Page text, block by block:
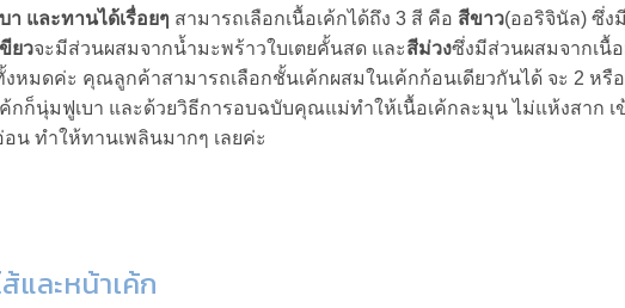
บา และทานได้เรื่อยๆ สามารถเลือกเนื้อเค้กได้ถึง 3 สี คือ สีขาว(ออริจินัล) ซึ่ง
ขียวจะมีส่วนผสมจากน้ำมะพร้าวใบเตยคั้นสด และสีม่วงซึ่งมีส่วนผสมจากเนื้
งหมดค่ะ คุณลูกค้าสามารถเลือกชั้นเค้กผสมในเค้กก้อนเดียวกันได้ จะ 2 หรือ
ค้กก็นุ่มฟูเบา และด้วยวิธีการอบฉบับคุณแม่ทำให้เนื้อเค้กละมุน ไม่แห้งสาก
อน ทำให้ทานเพลินมากๆ เลยค่ะ
ส้และหน้าเค้ก